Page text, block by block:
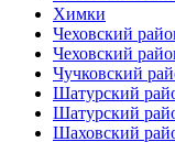
Химки
Чеховский
Чеховский
Чучковский
Шатурский
Шатурский
Шаховский